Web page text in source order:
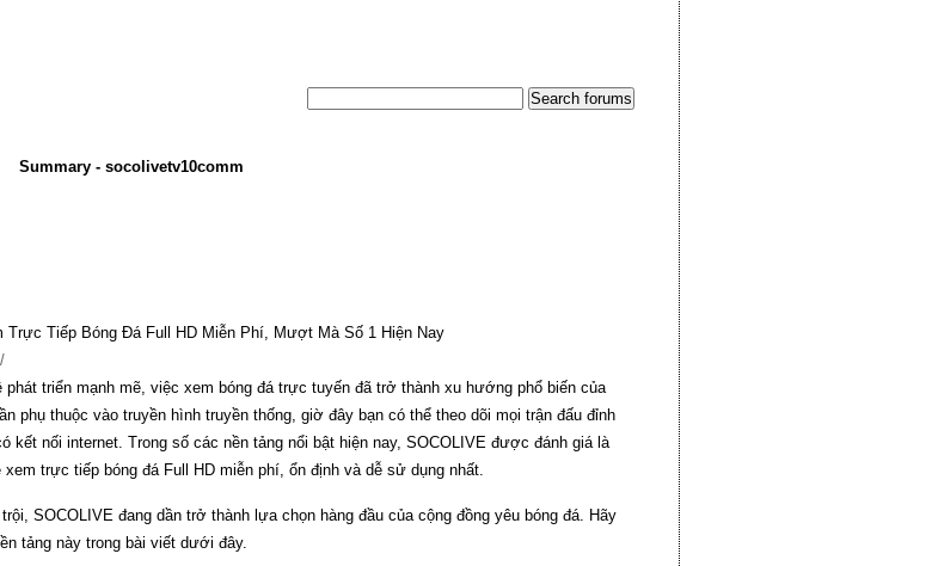
Summary - socolivetv10comm
Trực Tiếp Bóng Đá Full HD Miễn Phí, Mượt Mà Số 1 Hiện Nay
phát triển mạnh mẽ, việc xem bóng đá trực tuyến đã trở thành xu hướng phổ biến của
phụ thuộc vào truyền hình truyền thống, giờ đây bạn có thể theo dõi mọi trận đấu đỉnh
kết nối internet. Trong số các nền tảng nổi bật hiện nay, SOCOLIVE được đánh giá là
trực tiếp bóng đá Full HD miễn phí, ổn định và dễ sử dụng nhất.
SOCOLIVE đang dần trở thành lựa chọn hàng đầu của cộng đồng yêu bóng đá. Hãy
tảng này trong bài viết dưới đây.